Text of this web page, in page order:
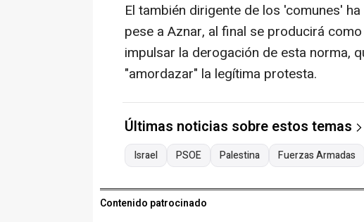
El también dirigente de los 'comunes'
pese a Aznar, al final se producirá
impulsar la derogación de esta norma,
"amordazar" la legítima protesta.
Últimas noticias sobre estos temas
Israel PSOE Palestina Fuerzas Armadas
Contenido patrocinado